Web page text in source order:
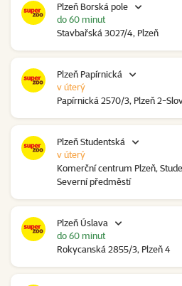
Plzeň Borská pole
Stavbařská 3027/4, Plzeň
do 60 minut
Plzeň Papírnická
Papírnická 2570/3, Plzeň 2-
v úterý
Plzeň Studentská
Komerční centrum Plzeň,
Severní předměstí
v úterý
Plzeň Úslava
Rokycanská 2855/3, Plzeň 4
do 60 minut